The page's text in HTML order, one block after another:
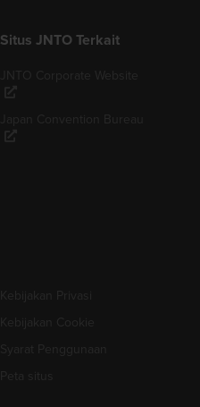
Situs JNTO Terkait